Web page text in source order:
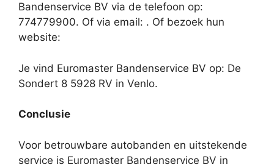
Bandenservice BV via de telefoon op:
774779900. Of via email: . Of bezoek hun
website:
Je vind Euromaster Bandenservice BV op: De
Sondert 8 5928 RV in Venlo.
Conclusie
Voor betrouwbare autobanden en uitstekende
service is Euromaster Bandenservice BV in